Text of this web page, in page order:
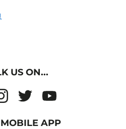
US ON...
APP